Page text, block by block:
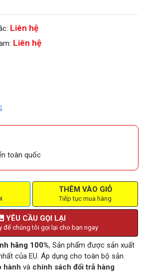
Liên hệ
Liên hệ
toàn quốc
THÊM VÀO GIỎ
Tiếp tục mua hàng
YÊU CẦU GỌI LẠI
để chúng tôi gọi lại cho bạn ngay
hãng 100%, Sản phẩm được sản xuất
của EU. Áp dụng cho toàn bộ sản
hành và chính sách đổi trả hàng